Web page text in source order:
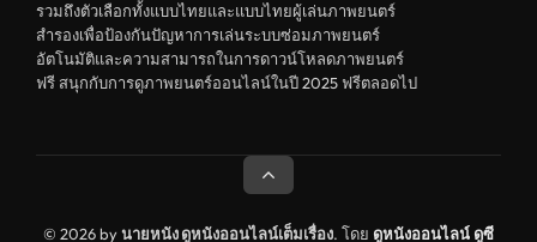
รวมถึงตัวเลือกทั้งแบบไทยและแบบไทยผู้เล่นภาพยนตร์
สำรองเพื่อป้องกันปัญหาการเล่นระบบซ่อมภาพยนตร์
อัตโนมัติและความสามารถในการดาวน์โหลดภาพยนตร์
ฟรี สนุกกับการดูภาพยนตร์ออนไลน์ในปี 2025 ฟรีตลอดไป
© 2026 byนายหนัง ดูหนังออนไลน์เต็มเรื่อง. โดย ดูหนังออนไลน์ ดูซี